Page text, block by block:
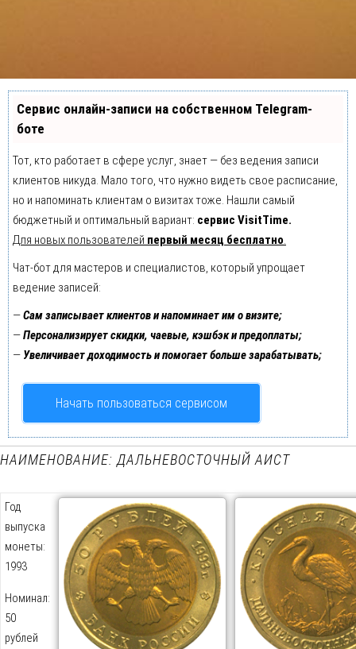
Сервис онлайн-записи на собственном Telegram-
боте
Тот, кто работает в сфере услуг, знает — без ведения записи
клиентов никуда. Мало того, что нужно видеть свое расписание,
но и напоминать клиентам о визитах тоже. Нашли самый
бюджетный и оптимальный вариант: сервис VisitTime.
Для новых пользователей первый месяц бесплатно.
Чат-бот для мастеров и специалистов, который упрощает
ведение записей:
—Сам записывает клиентов и напоминает им о визите;
—Персонализирует скидки, чаевые, кэшбэк и предоплаты;
— Увеличивает доходимость и помогает больше зарабатывать;
Начать пользоваться сервисом
НАИМЕНОВАНИЕ: ДАЛЬНЕВОСТОЧНЫЙ АИСТ
Год
выпуска
монеты:
1993
Номинал:
50
рублей